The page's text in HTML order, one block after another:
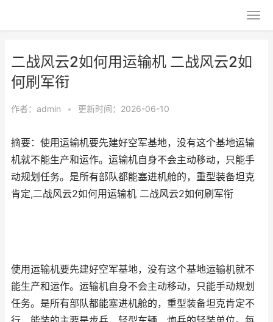
二战风云2如何用运输机 二战风云2如
何刷军衔
作者： admin • 更新时间：2026-06-10
摘要：使用运输机要先建好空军基地，没有这个基地运输
机就不能生产和运作。运输机自身不会主动移动，只能手
动规划任务。是所有部队都能塞进机舱的，重型装备坦克
肯定,二战风云2如何用运输机 二战风云2如何刷军衔
使用运输机要先建好空军基地，没有这个基地运输机就不
能生产和运作。运输机自身不会主动移动，只能手动规划
任务。是所有部队都能塞进机舱的，重型装备坦克肯定不